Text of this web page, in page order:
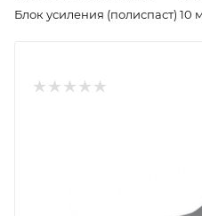
Блок усиления (полиспаст) 10